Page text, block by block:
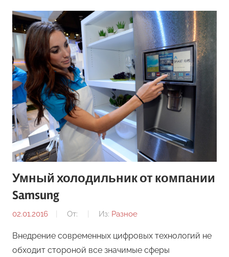
Умный холодильник от компании
Samsung
02.01.2016 От: Из: Разное
Внедрение современных цифровых технологий не
обходит стороной все значимые сферы